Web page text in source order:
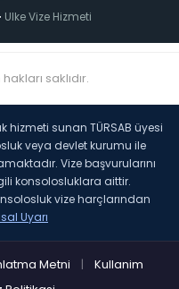
Ulke Vize Hizmeti
saklıdır.
hizmeti sunan TÜRSAB üyesi
veya devlet kurumu ile
Vize başvurularını
konsolosluklara aittir.
vize harçlarından
Uyarı
Metni |
Kullanim